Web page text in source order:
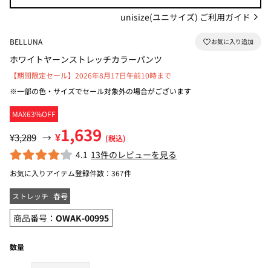
unisize(ユニサイズ) ご利用ガイド
BELLUNA
ホワイトヤーンストレッチカラーパンツ
MAX63%OFF
【期間限定セール】2026年8月17日午前10時まで
※一部の色・サイズでセール対象外の場合がございます
¥3,289 → ¥1,639 (税込)
4.1 13件のレビューを見る
お気に入りアイテム登録件数： 367件
ストレッチ 春号
商品番号： OWAK-00995
数量